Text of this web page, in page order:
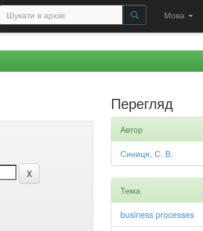
Мова
Перегляд
Автор
Синиця, С. В.
Тема
business processes